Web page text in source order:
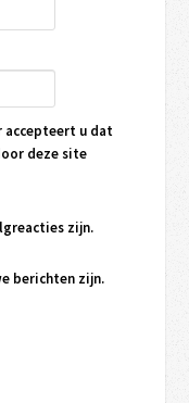
accepteert u dat
deze site
zijn.
berichten zijn.